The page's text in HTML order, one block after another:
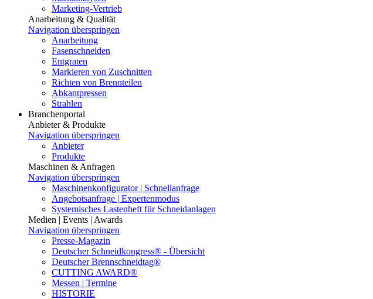
Marketing-Vertrieb
Anarbeitung & Qualität
Navigation überspringen
Anarbeitung
Fasenschneiden
Entgraten
Markieren von Zuschnitten
Richten von Brennteilen
Abkantpressen
Strahlen
Branchenportal
Anbieter & Produkte
Navigation überspringen
Anbieter
Produkte
Maschinen & Anfragen
Navigation überspringen
Maschinenkonfigurator | Schnellanfrage
Angebotsanfrage | Expertenmodus
Systemisches Lastenheft für Schneidanlagen
Medien | Events | Awards
Navigation überspringen
Presse-Magazin
Deutscher Schneidkongress® - Übersicht
Deutscher Brennschneidtag®
CUTTING AWARD®
Messen | Termine
HISTORIE